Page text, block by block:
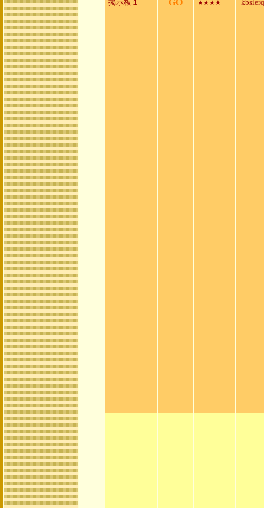
掲示板１ ★★★★